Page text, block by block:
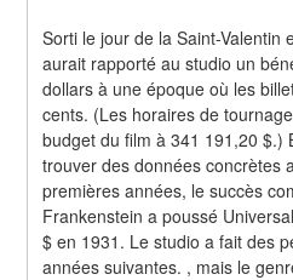
Sorti le jour de la Saint-Valentin
aurait rapporté au studio un
dollars à une époque où les
cents. (Les horaires de
budget du film à 341 191,20 $.)
trouver des données concrètes
premières années, le succès
Frankenstein a poussé
$ en 1931. Le studio a fait des
années suivantes. , mais le